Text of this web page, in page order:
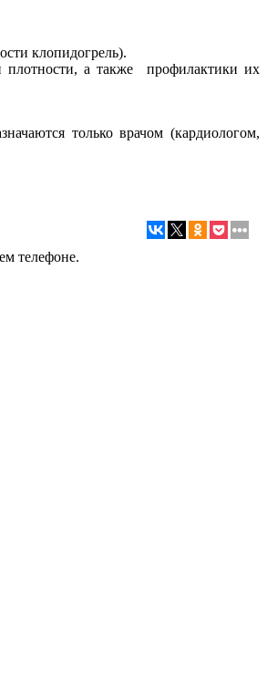
клопидогрель).
плотности, а также профилактики их
только врачом (кардиологом,
телефоне.